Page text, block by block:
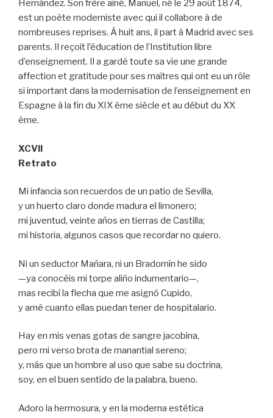
Hernández. Son frère aîné, Manuel, né le 29 août 1874,
est un poète moderniste avec qui il collabore à de
nombreuses reprises. Á huit ans, il part à Madrid avec ses
parents. Il reçoit l’éducation de l’Institution libre
d’enseignement. Il a gardé toute sa vie une grande
affection et gratitude pour ses maîtres qui ont eu un rôle
si important dans la modernisation de l’enseignement en
Espagne à la fin du XIX ème siècle et au début du XX
ème.
XCVII
Retrato
Mi infancia son recuerdos de un patio de Sevilla,
y un huerto claro donde madura el limonero;
mi juventud, veinte años en tierras de Castilla;
mi historia, algunos casos que recordar no quiero.
Ni un seductor Mañara, ni un Bradomín he sido
—ya conocéis mi torpe aliño indumentario—,
mas recibí la flecha que me asignó Cupido,
y amé cuanto ellas puedan tener de hospitalario.
Hay en mis venas gotas de sangre jacobina,
pero mi verso brota de manantial sereno;
y, más que un hombre al uso que sabe su doctrina,
soy, en el buen sentido de la palabra, bueno.
Adoro la hermosura, y en la moderna estética